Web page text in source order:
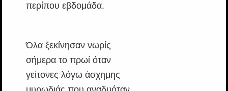
περίπου εβδομάδα.
Όλα ξεκίνησαν νωρίς
σήμερα το πρωί όταν
γείτονες λόγω άσχημης